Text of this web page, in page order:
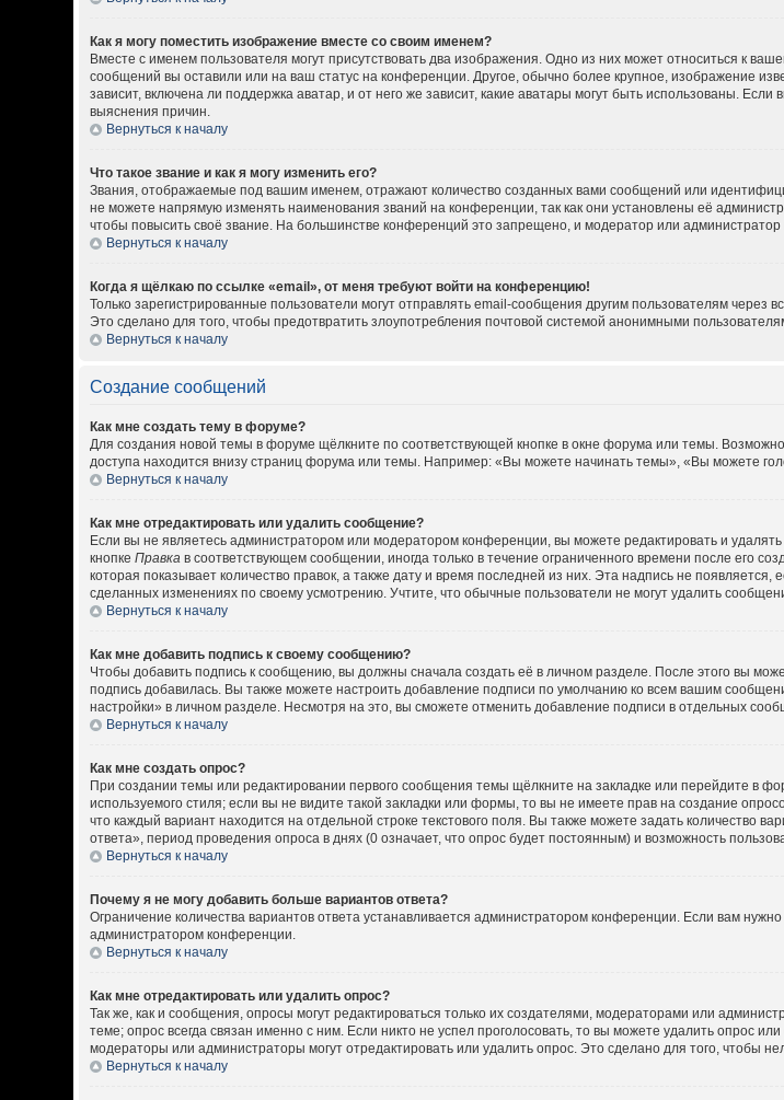
Как я могу поместить изображение вместе со своим именем?
Вместе с именем пользователя могут присутствовать два изображения. Одно из них может относиться к
сообщений вы оставили или на ваш статус на конференции. Другое, обычно более крупное, изображение
зависит, включена ли поддержка аватар, и от него же зависит, какие аватары могут быть использованы.
выяснения причин.
Вернуться к началу
Что такое звание и как я могу изменить его?
Звания, отображаемые под вашим именем, отражают количество созданных вами сообщений или
не можете напрямую изменять наименования званий на конференции, так как они установлены её
чтобы повысить своё звание. На большинстве конференций это запрещено, и модератор или
Вернуться к началу
Когда я щёлкаю по ссылке «email», от меня требуют войти на конференцию!
Только зарегистрированные пользователи могут отправлять email-сообщения другим пользователям
Это сделано для того, чтобы предотвратить злоупотребления почтовой системой анонимными
Вернуться к началу
Создание сообщений
Как мне создать тему в форуме?
Для создания новой темы в форуме щёлкните по соответствующей кнопке в окне форума или темы.
доступа находится внизу страниц форума или темы. Например: «Вы можете начинать темы», «Вы можете
Вернуться к началу
Как мне отредактировать или удалить сообщение?
Если вы не являетесь администратором или модератором конференции, вы можете редактировать и
кнопкеПравка в соответствующем сообщении, иногда только в течение ограниченного времени после его
которая показывает количество правок, а также дату и время последней из них. Эта надпись не
сделанных изменениях по своему усмотрению. Учтите, что обычные пользователи не могут удалить
Вернуться к началу
Как мне добавить подпись к своему сообщению?
Чтобы добавить подпись к сообщению, вы должны сначала создать её в личном разделе. После этого вы
подпись добавилась. Вы также можете настроить добавление подписи по умолчанию ко всем вашим
настройки» в личном разделе. Несмотря на это, вы сможете отменить добавление подписи в отдельных
Вернуться к началу
Как мне создать опрос?
При создании темы или редактировании первого сообщения темы щёлкните на закладке или перейдите в
используемого стиля; если вы не видите такой закладки или формы, то вы не имеете прав на создание
что каждый вариант находится на отдельной строке текстового поля. Вы также можете задать количество
ответа», период проведения опроса в днях (0 означает, что опрос будет постоянным) и возможность
Вернуться к началу
Почему я не могу добавить больше вариантов ответа?
Ограничение количества вариантов ответа устанавливается администратором конференции. Если вам
администратором конференции.
Вернуться к началу
Как мне отредактировать или удалить опрос?
Так же, как и сообщения, опросы могут редактироваться только их создателями, модераторами или
теме; опрос всегда связан именно с ним. Если никто не успел проголосовать, то вы можете удалить опрос
модераторы или администраторы могут отредактировать или удалить опрос. Это сделано для того, чтобы
Вернуться к началу